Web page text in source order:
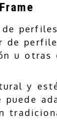
de
u otras
y